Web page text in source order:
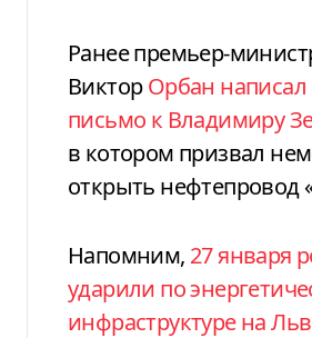
Ранее премьер-
ВикторОрбан
письмо к Владимиру
в котором призвал
открыть нефтепровод
Напомним, 27 января
ударили по
инфраструктуре на